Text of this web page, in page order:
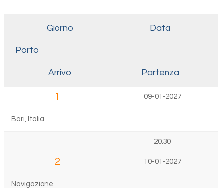
Giorno Data
Porto
Arrivo Partenza
1 09-01-2027
Bari, Italia
20:30
2 10-01-2027
Navigazione